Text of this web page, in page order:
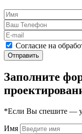
Согласие на
Отправить
Заполните
*Если Вы спешите —
Имя